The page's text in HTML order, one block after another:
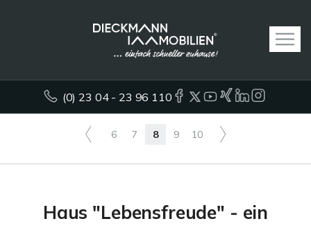
(0) 23 04 - 23 96 110
6 7 8 9 10
Haus "Lebensfreude" - ein